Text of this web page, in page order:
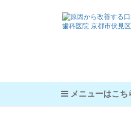
メニューはこち